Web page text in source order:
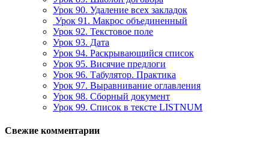
Урок 90. Удаление всех закладок
Урок 91. Макрос объединенный
Урок 92. Текстовое поле
Урок 93. Дата
Урок 94. Раскрывающийся список
Урок 95. Висячие предлоги
Урок 96. Табулятор. Практика
Урок 97. Выравнивание оглавления
Урок 98. Сборный документ
Урок 99. Список в тексте LISTNUM
Свежие комментарии